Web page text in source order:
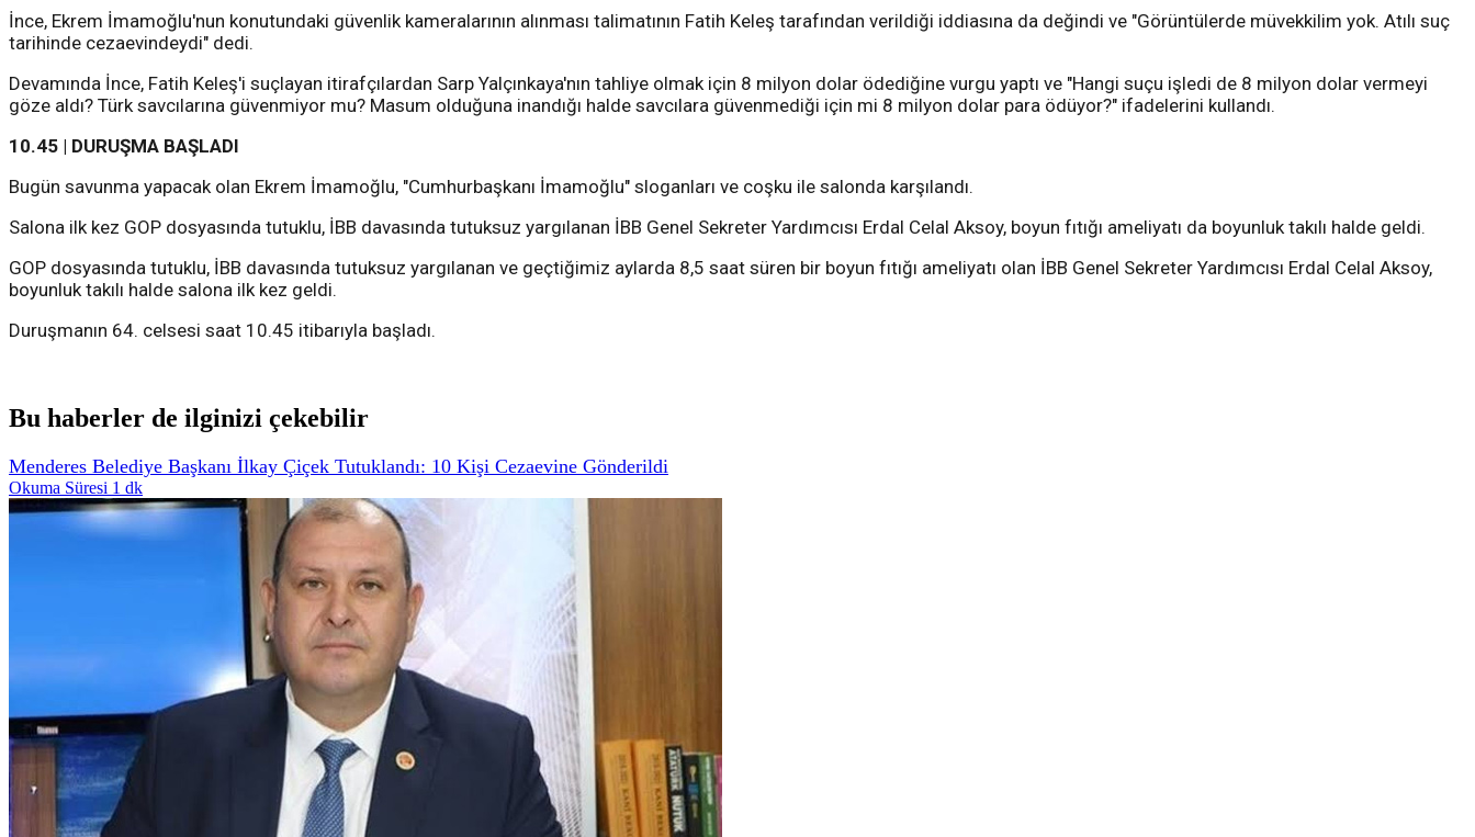
İnce, Ekrem İmamoğlu'nun konutundaki güvenlik kameralarının alınması talimatının Fatih Keleş tarafından verildiği iddiasına da değindi ve "Görüntülerde müvekkilim yok. Atılı suç
tarihinde cezaevindeydi" dedi.
Devamında İnce, Fatih Keleş'i suçlayan itirafçılardan Sarp Yalçınkaya'nın tahliye olmak için 8 milyon dolar ödediğine vurgu yaptı ve "Hangi suçu işledi de 8 milyon dolar vermeyi
göze aldı? Türk savcılarına güvenmiyor mu? Masum olduğuna inandığı halde savcılara güvenmediği için mi 8 milyon dolar para ödüyor?" ifadelerini kullandı.
10.45 | DURUŞMA BAŞLADI
Bugün savunma yapacak olan Ekrem İmamoğlu, "Cumhurbaşkanı İmamoğlu" sloganları ve coşku ile salonda karşılandı.
Salona ilk kez GOP dosyasında tutuklu, İBB davasında tutuksuz yargılanan İBB Genel Sekreter Yardımcısı Erdal Celal Aksoy, boyun fıtığı ameliyatı da boyunluk takılı halde geldi.
GOP dosyasında tutuklu, İBB davasında tutuksuz yargılanan ve geçtiğimiz aylarda 8,5 saat süren bir boyun fıtığı ameliyatı olan İBB Genel Sekreter Yardımcısı Erdal Celal Aksoy,
boyunluk takılı halde salona ilk kez geldi.
Duruşmanın 64. celsesi saat 10.45 itibarıyla başladı.
Bu haberler de ilginizi çekebilir
Menderes Belediye Başkanı İlkay Çiçek Tutuklandı: 10 Kişi Cezaevine Gönderildi
Okuma Süresi 1 dk